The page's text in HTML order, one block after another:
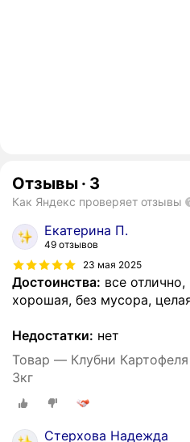
Отзывы · 3
Как Яндекс проверяет отзывы
Екатерина П.
49 отзывов
23 мая 2025
Достоинства: все
хорошая, без мусора,
Недостатки: нет
Товар — Клубни
3кг
Стерхова Надежда